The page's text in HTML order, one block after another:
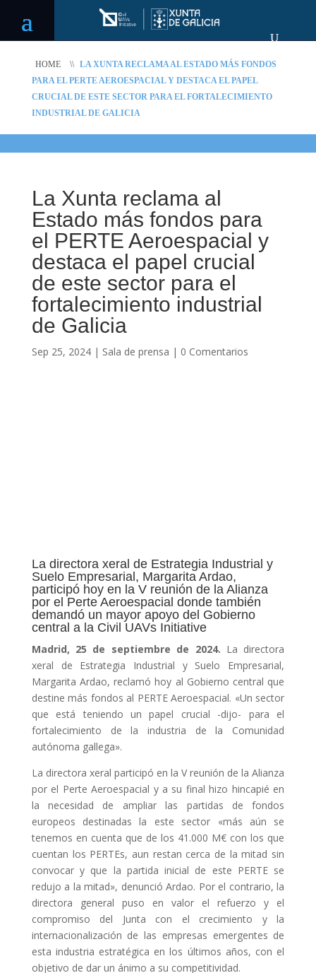
HOME \\ LA XUNTA RECLAMA AL ESTADO MÁS FONDOS
PARA EL PERTE AEROESPACIAL Y DESTACA EL PAPEL
CRUCIAL DE ESTE SECTOR PARA EL FORTALECIMIENTO
INDUSTRIAL DE GALICIA
La Xunta reclama al
Estado más fondos para
el PERTE Aeroespacial y
destaca el papel crucial
de este sector para el
fortalecimiento industrial
de Galicia
Sep 25, 2024| Sala de prensa | 0 Comentarios
La directora xeral de Estrategia Industrial y
Suelo Empresarial, Margarita Ardao,
participó hoy en la V reunión de la Alianza
por el Perte Aeroespacial donde también
demandó un mayor apoyo del Gobierno
central a la Civil UAVs Initiative
Madrid, 25 de septiembre de 2024. La directora
xeral de Estrategia Industrial y Suelo Empresarial,
Margarita Ardao, reclamó hoy al Gobierno central que
destine más fondos al PERTE Aeroespacial. «Un sector
que está teniendo un papel crucial -dijo- para el
fortalecimiento de la industria de la Comunidad
autónoma gallega».
La directora xeral participó en la V reunión de la Alianza
por el Perte Aeroespacial y a su final hizo hincapié en
la necesidad de ampliar las partidas de fondos
europeos destinadas la este sector «más aún se
tenemos en cuenta que de los 41.000 M€ con los que
cuentan los PERTEs, aun restan cerca de la mitad sin
convocar y que la partida inicial de este PERTE se
redujo a la mitad», denunció Ardao. Por el contrario, la
directora general puso en valor el refuerzo y el
compromiso del Junta con el crecimiento y la
internacionalización de las empresas emergentes de
esta industria estratégica en los últimos años, con el
objetivo de dar un ánimo a su competitividad.